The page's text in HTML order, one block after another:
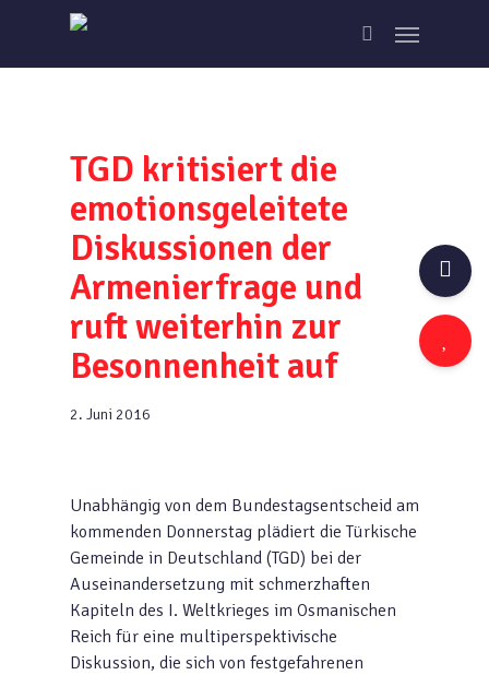
main
search
Menu
TGD kritisiert die
emotionsgeleitete
Diskussionen der
Armenierfrage und
ruft weiterhin zur
Besonnenheit auf
2. Juni 2016
Unabhängig von dem Bundestagsentscheid am
kommenden Donnerstag plädiert die Türkische
Gemeinde in Deutschland (TGD) bei der
Auseinandersetzung mit schmerzhaften
Kapiteln des I. Weltkrieges im Osmanischen
Reich für eine multiperspektivische
Diskussion, die sich von festgefahrenen